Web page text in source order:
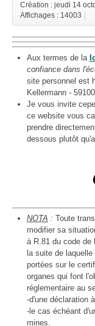
Création : jeudi 14
Affichages : 14003
Aux termes de la
confiance dans
site personnel est
Kellermann -
Je vous invite
ce website vous
prendre
dessous plutôt
NOTA : Toute
modifier sa
à R.81 du code de
la suite de
portées sur le
organes qui font
réglementaire au
-d'une déclaration
-le cas échéant
mines.